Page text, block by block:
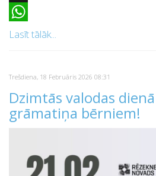
X
WhatsApp
Lasīt tālāk...
Trešdiena, 18 Februāris 2026 08:31
Dzimtās valodas
grāmatiņa bērniem!